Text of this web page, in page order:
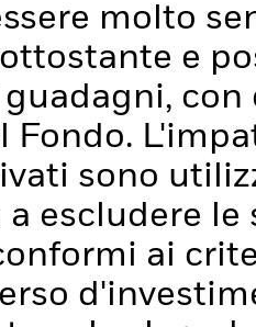
molto
e
guadagni,
Fondo.
sono
a escludere
ai